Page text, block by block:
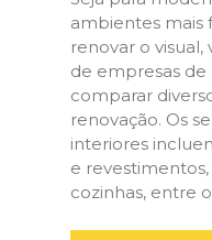
ambientes mais
renovar o
de empresas
comparar
renovação. Os
interiores
e
cozinhas, entre